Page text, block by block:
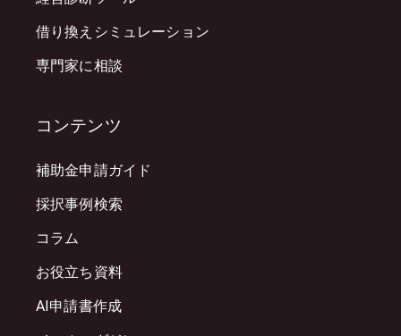
借り換えシミュレーション
専門家に相談
コンテンツ
補助金申請ガイド
採択事例検索
コラム
お役立ち資料
AI申請書作成